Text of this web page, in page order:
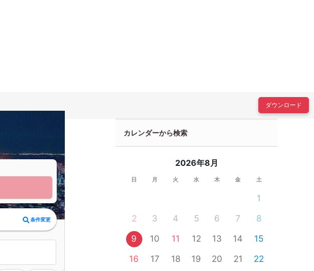
ダウンロード
条件変更
カレンダーから検索
2026年8月
日 月 火 水 木 金 土
1
2
3 4 5 6 7
8
9
10 11 12 13 14
15
16
17 18 19 20 21
22